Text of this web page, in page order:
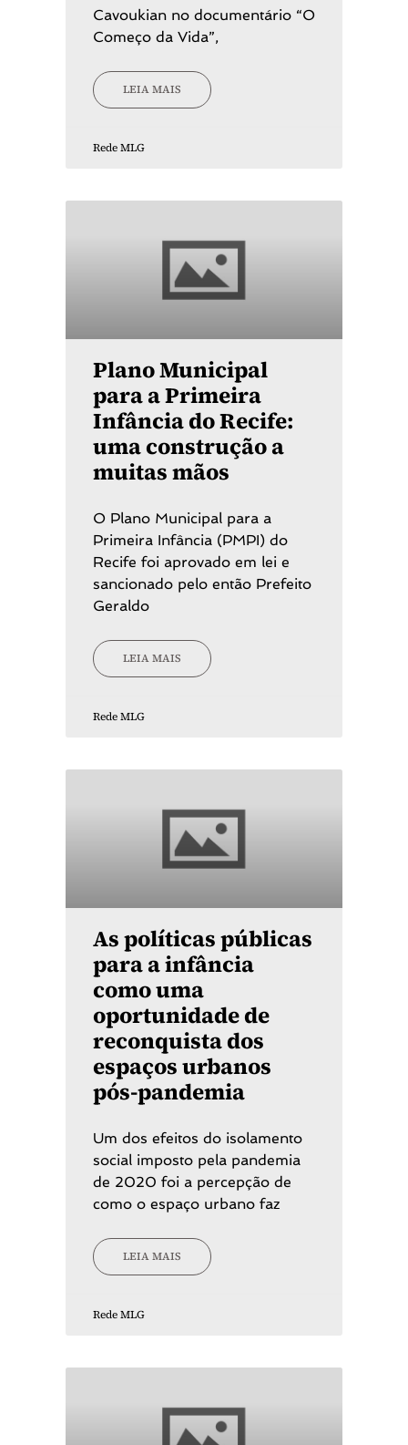
Cavoukian no documentário “O
Começo da Vida”,
LEIA MAIS
Rede MLG
Plano Municipal
para a Primeira
Infância do Recife:
uma construção a
muitas mãos
O Plano Municipal para a
Primeira Infância (PMPI) do
Recife foi aprovado em lei e
sancionado pelo então Prefeito
Geraldo
LEIA MAIS
Rede MLG
As políticas públicas
para a infância
como uma
oportunidade de
reconquista dos
espaços urbanos
pós-pandemia
Um dos efeitos do isolamento
social imposto pela pandemia
de 2020 foi a percepção de
como o espaço urbano faz
LEIA MAIS
Rede MLG